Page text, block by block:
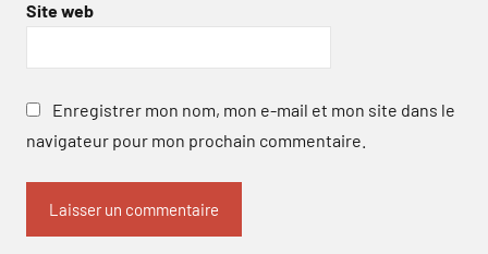
Site web
Enregistrer mon nom, mon e-mail et mon site dans le
navigateur pour mon prochain commentaire.